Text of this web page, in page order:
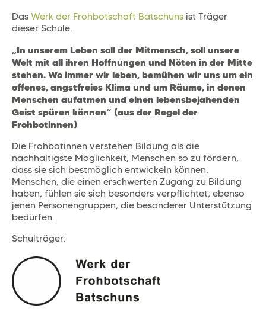
Das Werk der Frohbotschaft Batschuns ist Träger
dieser Schule.
„In unserem Leben soll der Mitmensch, soll unsere
Welt mit all ihren Hoffnungen und Nöten in der Mitte
stehen. Wo immer wir leben, bemühen wir uns um ein
offenes, angstfreies Klima und um Räume, in denen
Menschen aufatmen und einen lebensbejahenden
Geist spüren können“ (aus der Regel der
Frohbotinnen)
Die Frohbotinnen verstehen Bildung als die
nachhaltigste Möglichkeit, Menschen so zu fördern,
dass sie sich bestmöglich entwickeln können.
Menschen, die einen erschwerten Zugang zu Bildung
haben, fühlen sie sich besonders verpflichtet; ebenso
jenen Personengruppen, die besonderer Unterstützung
bedürfen.
Schulträger: